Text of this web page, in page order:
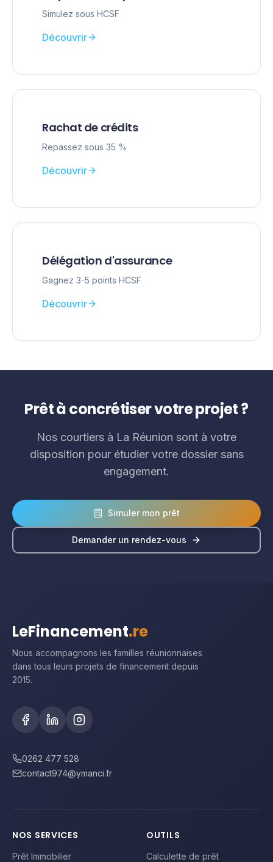
Simulez sous HCSF
Découvrir
Rachat de crédits
Repassez sous 35 %
Découvrir
Délégation d'assurance
Gagnez 3-5 points HCSF
Découvrir
Prêt à concrétiser votre projet ?
Nos courtiers à La Réunion sont à votre
disposition pour étudier votre dossier sans
engagement.
Simuler mon prêt
Demander un rendez-vous
LeFinancement.re
Nous accompagnons les familles réunionnaises
dans tous leurs projets de financement depuis
2015.
0262 477 528
contact974@ymanci.fr
NOS SERVICES
Prêt Immobilier
OUTILS
Calculette de prêt